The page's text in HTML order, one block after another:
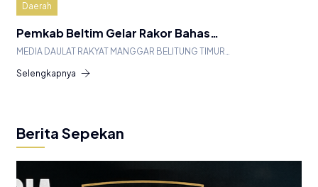
Daerah
Pemkab Beltim Gelar Rakor Bahas…
MEDIA DAULAT RAKYAT MANGGAR BELITUNG TIMUR…
Selengkapnya
Berita Sepekan